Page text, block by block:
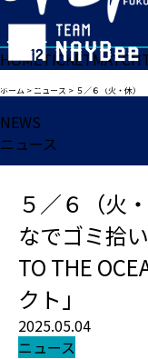
HOMETICKETMATCH
ホーム >ニュース > ５／６（火・休） 鹿島
NEWS
ニュース
５／６（火
なでゴミ拾
TO THE
クト」
2025.05.04
ニュース